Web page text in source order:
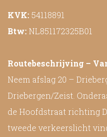
KVK: 54118891
Btw:NL851172325B01
Routebeschrijving –
Neem afslag 20 –
Driebergen/Zeist.
de Hoofdstraat richting
tweede verkeerslicht